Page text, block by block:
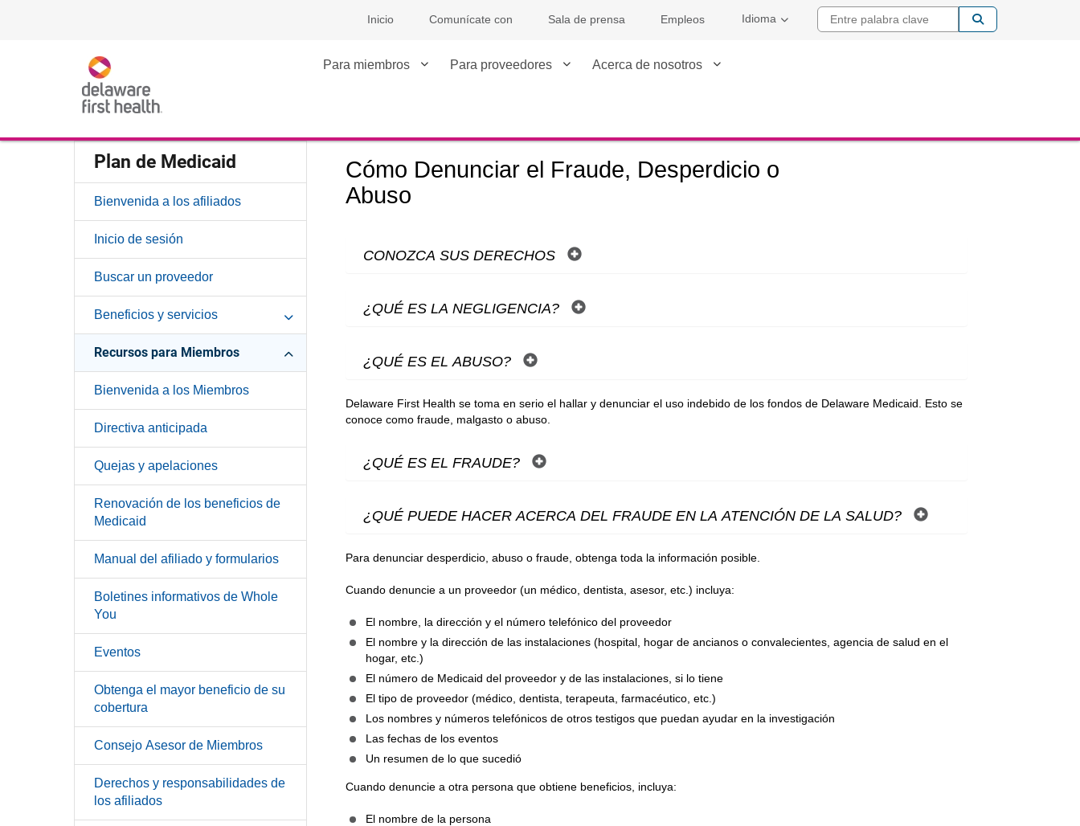
Inicio Comunícate con Sala de prensa Empleos Idioma Entre palabra
Para miembros Para proveedores Acerca de nosotros
Plan de Medicaid
Bienvenida a los afiliados
Inicio de sesión
Buscar un proveedor
Beneficios y servicios
Recursos para Miembros
Bienvenida a los Miembros
Directiva anticipada
Quejas y apelaciones
Renovación de los beneficios de
Medicaid
Manual del afiliado y formularios
Boletines informativos de Whole
You
Eventos
Obtenga el mayor beneficio de su
cobertura
Consejo Asesor de Miembros
Derechos y responsabilidades de
los afiliados
Cómo Denunciar el Fraude, Desperdicio o
Abuso
CONOZCA SUS DERECHOS
¿QUÉ ES LA NEGLIGENCIA?
¿QUÉ ES EL ABUSO?
Delaware First Health se toma en serio el hallar y denunciar el uso indebido de los fondos de Delaware Medicaid. Esto se
conoce como fraude, malgasto o abuso.
¿QUÉ ES EL FRAUDE?
¿QUÉ PUEDE HACER ACERCA DEL FRAUDE EN LA ATENCIÓN DE LA SALUD?
Para denunciar desperdicio, abuso o fraude, obtenga toda la información posible.
Cuando denuncie a un proveedor (un médico, dentista, asesor, etc.) incluya:
El nombre, la dirección y el número telefónico del proveedor
El nombre y la dirección de las instalaciones (hospital, hogar de ancianos o convalecientes, agencia de salud en el
hogar, etc.)
El número de Medicaid del proveedor y de las instalaciones, si lo tiene
El tipo de proveedor (médico, dentista, terapeuta, farmacéutico, etc.)
Los nombres y números telefónicos de otros testigos que puedan ayudar en la investigación
Las fechas de los eventos
Un resumen de lo que sucedió
Cuando denuncie a otra persona que obtiene beneficios, incluya:
El nombre de la persona